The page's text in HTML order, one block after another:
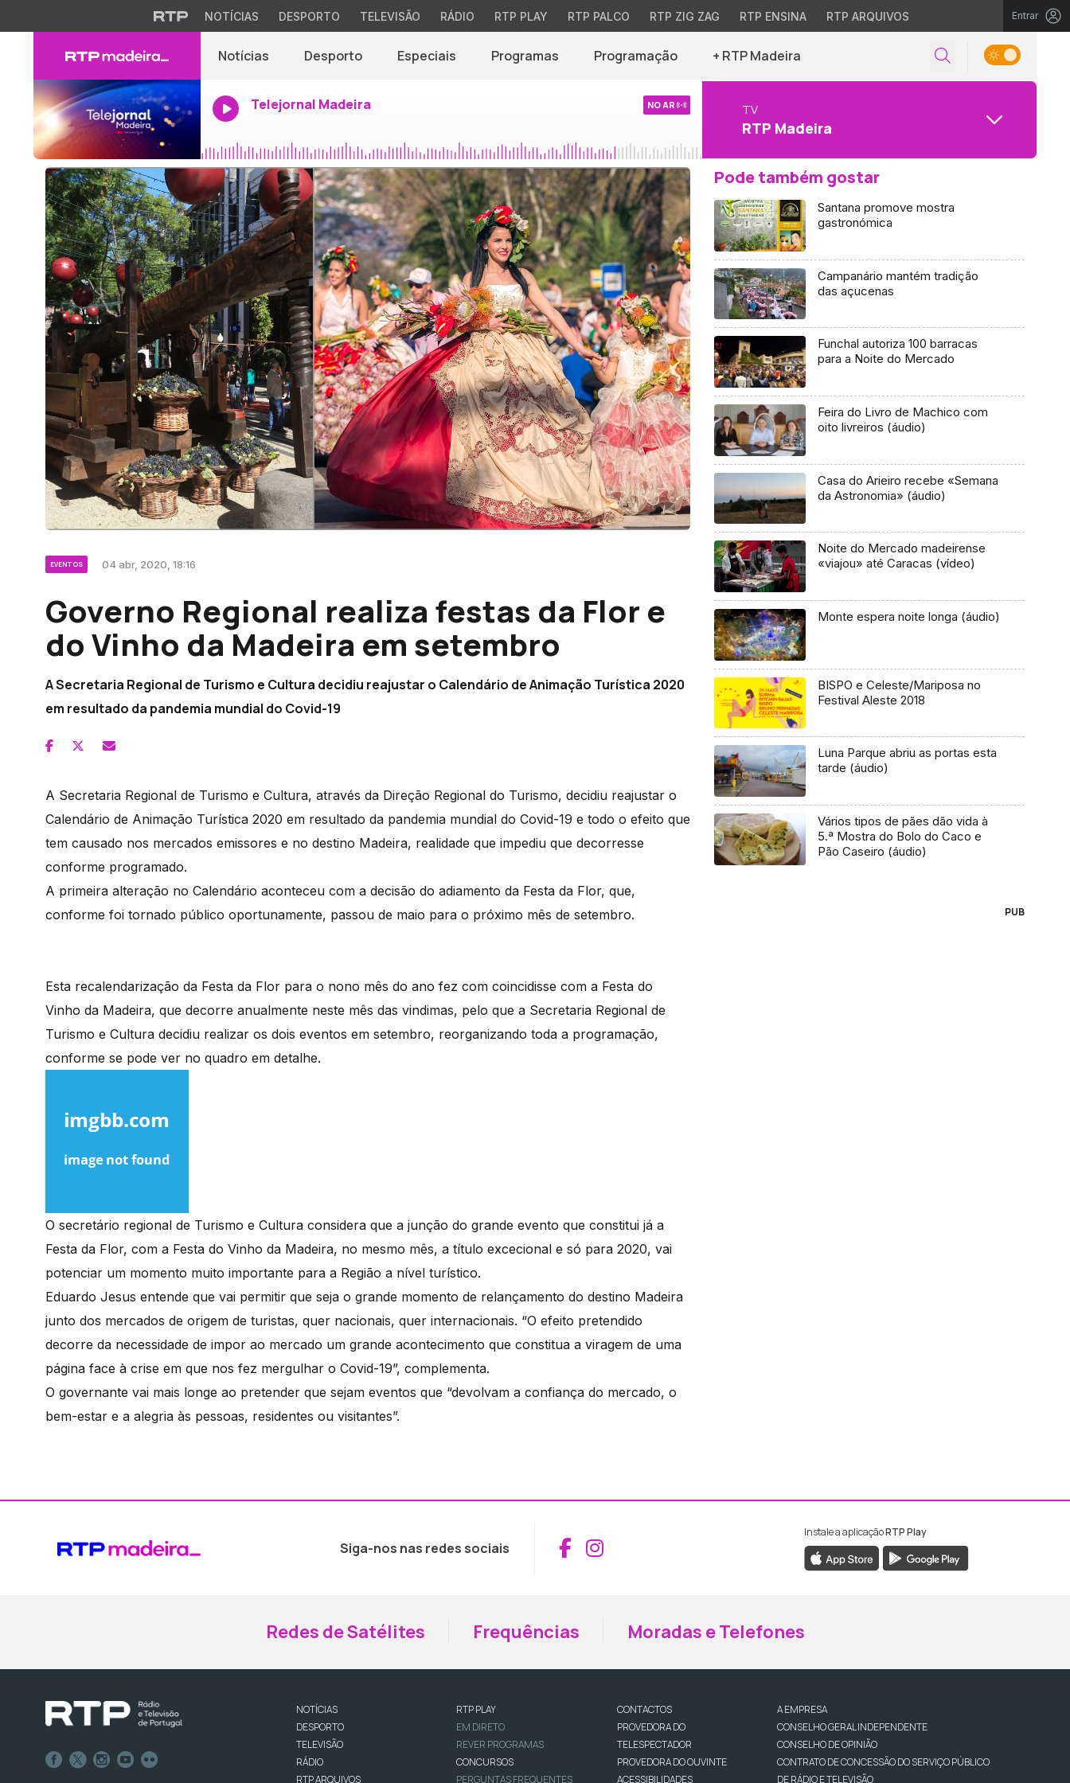
NOTÍCIAS DESPORTO TELEVISÃO RÁDIO RTP PLAY RTP PALCO RTP ZIG ZAG RTP ENSINA RTP ARQUIVOS Entrar
Notícias Desporto Especiais Programas Programação + RTP Madeira
Telejornal Madeira NO AR TV
RTP Madeira
EVENTOS 04 abr, 2020, 18:16
Governo Regional realiza festas da Flor e
do Vinho da Madeira em setembro
A Secretaria Regional de Turismo e Cultura decidiu reajustar o Calendário de Animação Turística 2020
em resultado da pandemia mundial do Covid-19
A Secretaria Regional de Turismo e Cultura, através da Direção Regional do Turismo, decidiu reajustar o
Calendário de Animação Turística 2020 em resultado da pandemia mundial do Covid-19 e todo o efeito que
tem causado nos mercados emissores e no destino Madeira, realidade que impediu que decorresse
conforme programado.
A primeira alteração no Calendário aconteceu com a decisão do adiamento da Festa da Flor, que,
conforme foi tornado público oportunamente, passou de maio para o próximo mês de setembro.
Esta recalendarização da Festa da Flor para o nono mês do ano fez com coincidisse com a Festa do
Vinho da Madeira, que decorre anualmente neste mês das vindimas, pelo que a Secretaria Regional de
Turismo e Cultura decidiu realizar os dois eventos em setembro, reorganizando toda a programação,
conforme se pode ver no quadro em detalhe.
O secretário regional de Turismo e Cultura considera que a junção do grande evento que constitui já a
Festa da Flor, com a Festa do Vinho da Madeira, no mesmo mês, a título excecional e só para 2020, vai
potenciar um momento muito importante para a Região a nível turístico.
Eduardo Jesus entende que vai permitir que seja o grande momento de relançamento do destino Madeira
junto dos mercados de origem de turistas, quer nacionais, quer internacionais. “O efeito pretendido
decorre da necessidade de impor ao mercado um grande acontecimento que constitua a viragem de uma
página face à crise em que nos fez mergulhar o Covid-19”, complementa.
O governante vai mais longe ao pretender que sejam eventos que “devolvam a confiança do mercado, o
bem-estar e a alegria às pessoas, residentes ou visitantes”.
Pode também gostar
Santana promove mostra
gastronómica
Campanário mantém tradição
das açucenas
Funchal autoriza 100 barracas
para a Noite do Mercado
Feira do Livro de Machico com
oito livreiros (áudio)
Casa do Arieiro recebe «Semana
da Astronomia» (áudio)
Noite do Mercado madeirense
«viajou» até Caracas (vídeo)
Monte espera noite longa (áudio)
BISPO e Celeste/Mariposa no
Festival Aleste 2018
Luna Parque abriu as portas esta
tarde (áudio)
Vários tipos de pães dão vida à
5.ª Mostra do Bolo do Caco e
Pão Caseiro (áudio)
PUB
Siga-nos nas redes sociais Aceder ao Facebook da RTP Madeira
Aceder ao Instagram da RTP Madeira
Instale a aplicaçãoRTP Play
Redes de Satélites Frequências Moradas e Telefones
NOTÍCIAS
DESPORTO
TELEVISÃO
RÁDIO
RTP ARQUIVOS
RTP PLAY
EM DIRETO
REVER PROGRAMAS
CONCURSOS
PERGUNTAS FREQUENTES
CONTACTOS
PROVEDORA DO
TELESPECTADOR
PROVEDORA DO OUVINTE
ACESSIBILIDADES
A EMPRESA
CONSELHO GERAL INDEPENDENTE
CONSELHO DE OPINIÃO
CONTRATO DE CONCESSÃO DO SERVIÇO PÚBLICO
DE RÁDIO E TELEVISÃO